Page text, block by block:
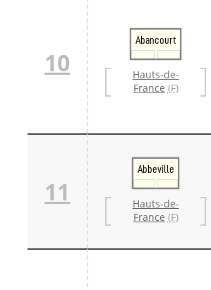
10
Abancourt
Hauts-de-
France (F)
11
Abbeville
Hauts-de-
France (F)